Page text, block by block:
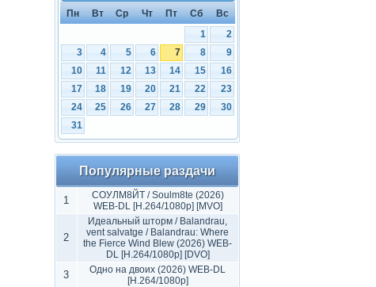
Пн Вт Ср Чт Пт Сб
Вс
1
2
3
4 5 6 7 8
9
10
11 12 13 14 15
16
17
18 19 20 21 22
23
24
25 26 27 28 29
30
31
Популярные раздачи
1
СОУЛМ8ЙТ / Soulm8te (2026)
WEB-DL [H.264/1080p] [MVO]
2
Идеальный шторм / Balandrau,
vent salvatge / Balandrau: Where
the Fierce Wind Blew (2026) WEB-
DL [H.264/1080p] [DVO]
3
Одно на двоих (2026) WEB-DL
[H.264/1080p]